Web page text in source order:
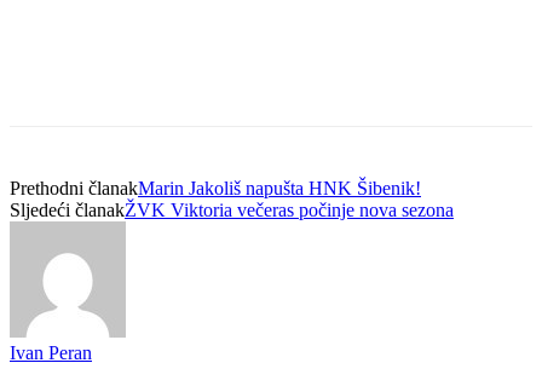
Prethodni članakMarin Jakoliš napušta HNK Šibenik!
Sljedeći članakŽVK Viktoria večeras počinje nova sezona
Ivan Peran